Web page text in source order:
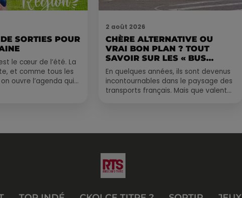
SORTIES POUR
le cœur de l’été. La
et comme tous les
ouvre l’agenda qui
2 août 2026
CHÈRE ALTERNATIVE OU
VRAI BON PLAN ? TOUT
SAVOIR SUR LES « BUS...
En quelques années, ils sont devenus
incontournables dans le paysage des
transports français. Mais que valent